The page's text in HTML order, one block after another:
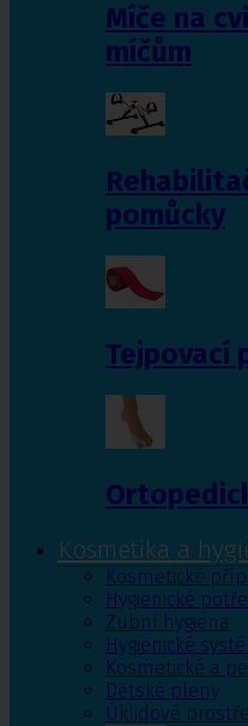
Míče na
míčům
pomůcky
Tejpovací
Kosmetika a
Kosmetické
Hygienické
Zubní hygiena
Hygienické
Kosmetické a
Dětské pleny
Úklidové